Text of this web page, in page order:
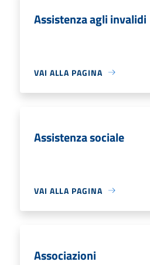
Assistenza agli invalidi
VAI ALLA PAGINA
Assistenza sociale
VAI ALLA PAGINA
Associazioni